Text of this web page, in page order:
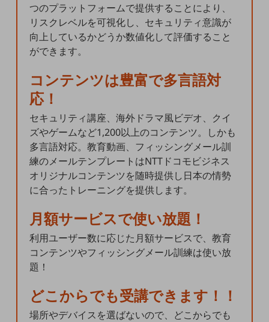
IOT完了済みメーカーブランド製品
料金TOP
ドコモBiz データ無制限 ドコモ MAX ドコモ mini ドコモBiz かけ放題
ケータイプラン
5Gデータプラス
データプラス
IoT向け回線料金
home5Gプラン
モバイルサービス
端末の一元管理
セキュリティ
運用保守・故障紛失サポート
つのプラットフォームで提供することにより、
リスクレベルを可視化し、セキュリティ意識が
向上しているかどうか数値化して評価すること
ができます。
コンテンツは豊富で多言語対
応！
セキュリティ講座、海外ドラマ風ビデオ、クイ
ズやゲームなど1,200以上のコンテンツ。しかも
多言語対応。教育動画、フィッシングメール訓
練のメールテンプレートはNTTドコモビジネス
オリジナルコンテンツを随時提供し日本の情勢
に合ったトレーニングを提供します。
月額サービスで使い放題！
利用ユーザー数に応じた月額サービスで、教育
コンテンツやフィッシングメール訓練は使い放
題！
どこからでも受講できます！！
場所やデバイスを選ばないので、どこからでも